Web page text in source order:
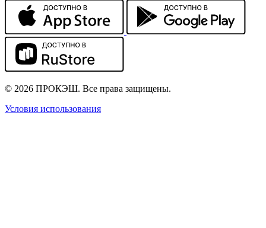
© 2026 ПРОКЭШ. Все права защищены.
Условия использования